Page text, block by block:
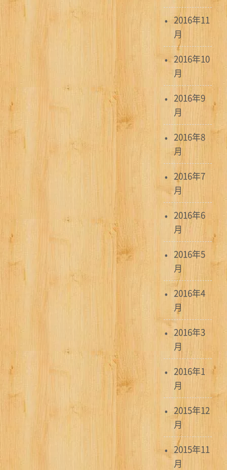
2016年11
月
2016年10
月
2016年9
月
2016年8
月
2016年7
月
2016年6
月
2016年5
月
2016年4
月
2016年3
月
2016年1
月
2015年12
月
2015年11
月